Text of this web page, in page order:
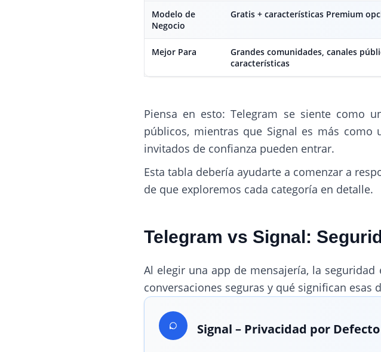
Modelo de
Negocio
Gratis + características Premium
Mejor Para
Grandes comunidades, canales
características
Piensa en esto: Telegram se siente como
públicos, mientras que Signal es más
invitados de confianza pueden entrar.
Esta tabla debería ayudarte a comenzar a
de que exploremos cada categoría en detalle.
Telegram vs Signal:
Al elegir una app de mensajería, la
conversaciones seguras y qué significan esas
Signal – Privacidad por Defecto